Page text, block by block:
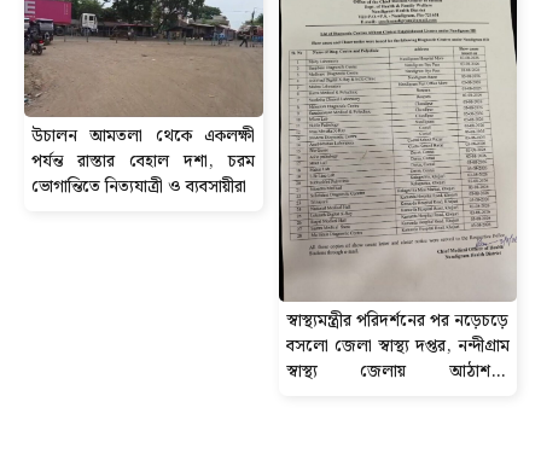
উচালন আমতলা থেকে একলক্ষী
পর্যন্ত রাস্তার বেহাল দশা, চরম
ভোগান্তিতে নিত্যযাত্রী ও ব্যবসায়ীরা
স্বাস্থ্যমন্ত্রীর পরিদর্শনের পর নড়েচড়ে
বসলো জেলা স্বাস্থ্য দপ্তর, নন্দীগ্রাম
স্বাস্থ্য জেলায় আঠাশ-টি